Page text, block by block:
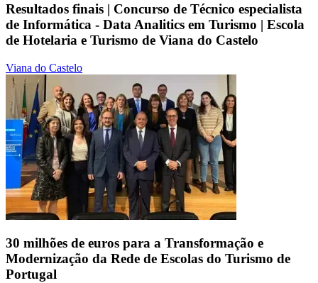
Resultados finais | Concurso de Técnico especialista
de Informática - Data Analitics em Turismo | Escola
de Hotelaria e Turismo de Viana do Castelo
Viana do Castelo
30 milhões de euros para a Transformação e
Modernização da Rede de Escolas do Turismo de
Portugal